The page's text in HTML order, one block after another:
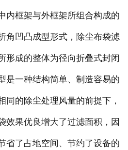
内框架与外框架所组合构成的
角凹凸成型形式，除尘布袋滤
形成的整体为径向折叠式封闭
是一种结构简单、制造容易的
同的除尘处理风量的前提下，
效果优良增大了过滤面积，因
省了占地空间、节约了设备的